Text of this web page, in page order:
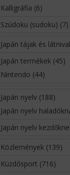
Kalligráfia (6)
Szúdoku (sudoku) (7)
Japán tájak és
Japán termékek(45)
Nintendo (44)
Japán nyelv(188)
Japán nyelv
Japán nyelv
Közlemények(139)
Küzdősport (716)